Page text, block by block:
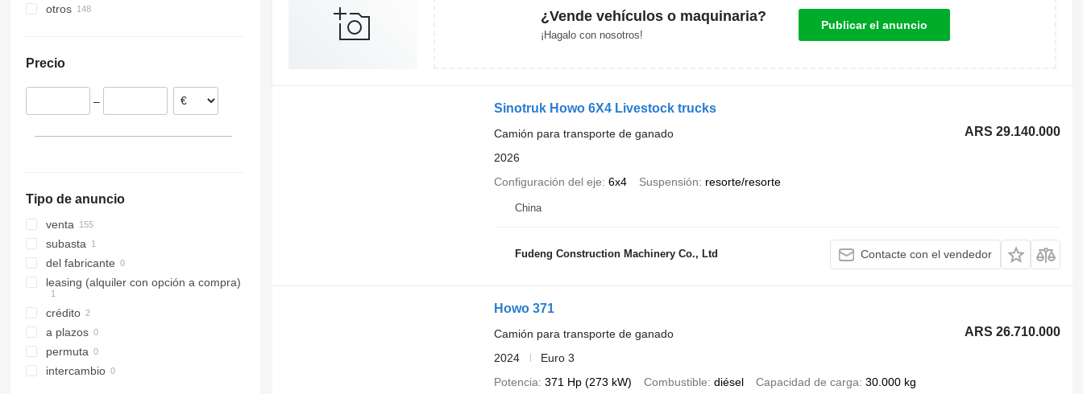
China
otros
Alemania
Hungría
Precio
–
Tipo de anuncio
venta
subasta
del fabricante
leasing (alquiler con opción a compra)
crédito
a plazos
permuta
intercambio
¿Vende vehículos o maquinaria?
¡Hagalo con nosotros!
Publicar el anuncio
Sinotruk Howo 6X4 Livestock trucks
ARS 29.140.000
Camión para transporte de ganado
2026
Configuración del eje 6x4 Suspensión resorte/resorte
China
Fudeng Construction Machinery Co., Ltd Contacte con el vendedor
Howo 371
ARS 26.710.000
Camión para transporte de ganado
2024
Euro 3
Potencia 371 Hp (273 kW) Combustible diésel Capacidad de carga 30.000 kg